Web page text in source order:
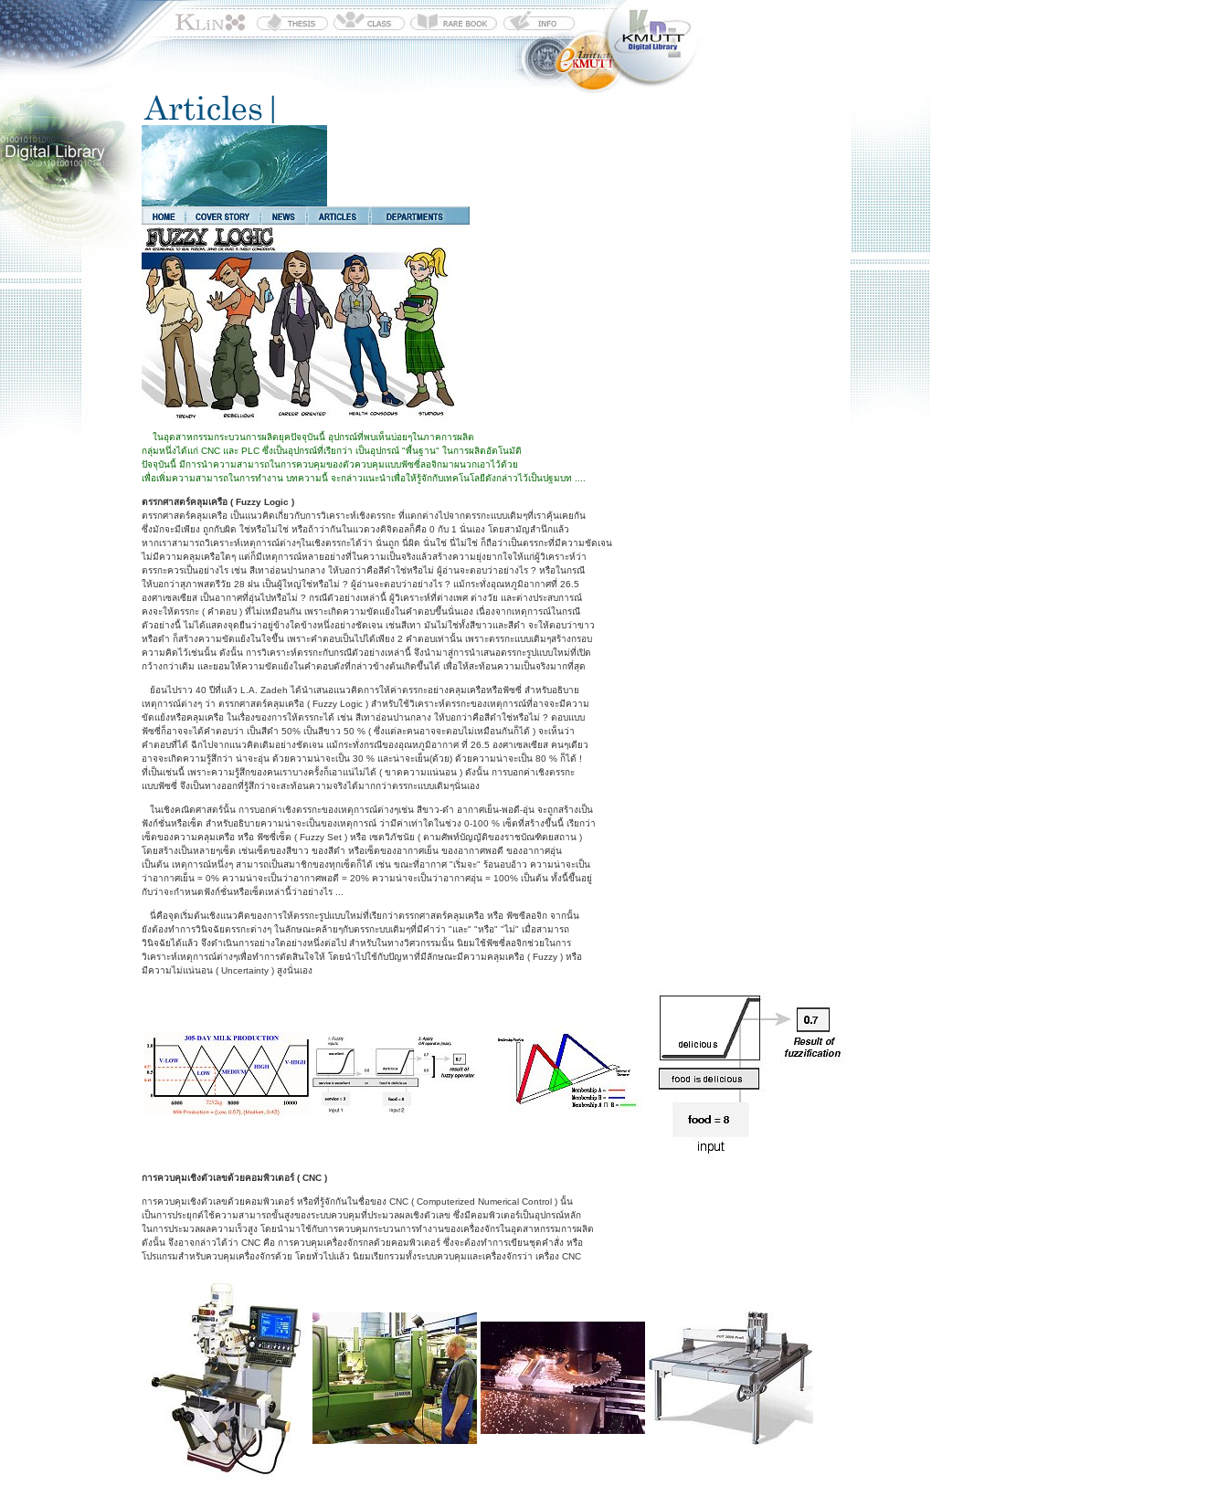
ในอุตสาหกรรมกระบวนการผลิตยุคปัจจุบันนี้ อุปกรณ์ที่พบเห็นบ่อยๆในภาคการผลิต
กลุ่มหนึ่งได้แก่ CNC และ PLC ซึ่งเป็นอุปกรณ์ที่เรียกว่า เป็นอุปกรณ์ "พื้นฐาน" ในการผลิตอัตโนมัติ
ปัจจุบันนี้ มีการนำความสามารถในการควบคุมของตัวควบคุมแบบฟัซซี่ลอจิกมาผนวกเอาไว้ด้วย
เพื่อเพิ่มความสามารถในการทำงาน บทความนี้ จะกล่าวแนะนำเพื่อให้รู้จักกับเทคโนโลยีดังกล่าวไว้เป็นปฐมบท ....
ตรรกศาสตร์คลุมเครือ ( Fuzzy Logic )
ตรรกศาสตร์คลุมเครือ เป็นแนวคิดเกี่ยวกับการวิเคราะห์เชิงตรรกะ ที่แตกต่างไปจากตรรกะแบบเดิมๆที่เราคุ้นเคยกัน
ซึ่งมักจะมีเพียง ถูกกับผิด ใช่หรือไม่ใช่ หรือถ้าว่ากันในแวดวงดิจิตอลก็คือ 0 กับ 1 นั่นเอง โดยสามัญสำนึกแล้ว
หากเราสามารถวิเคราะห์เหตุการณ์ต่างๆในเชิงตรรกะได้ว่า นั่นถูก นี่ผิด นั่นใช่ นี่ไม่ใช่ ก็ถือว่าเป็นตรรกะที่มีความชัดเจน
ไม่มีความคลุมเครือใดๆ แต่ก็มีเหตุการณ์หลายอย่างที่ในความเป็นจริงแล้วสร้างความยุ่งยากใจให้แก่ผู้วิเคราะห์ว่า
ตรรกะควรเป็นอย่างไร เช่น สีเทาอ่อนปานกลาง ให้บอกว่าคือสีดำใช่หรือไม่ ผู้อ่านจะตอบว่าอย่างไร ? หรือในกรณี
ให้บอกว่าสุภาพสตรีวัย 28 ฝน เป็นผู้ใหญ่ใช่หรือไม่ ? ผู้อ่านจะตอบว่าอย่างไร ? แม้กระทั่งอุณหภูมิอากาศที่ 26.5
องศาเซลเซียส เป็นอากาศที่อุ่นไปหรือไม่ ? กรณีตัวอย่างเหล่านี้ ผู้วิเคราะห์ที่ต่างเพศ ต่างวัย และต่างประสบการณ์
คงจะให้ตรรกะ ( คำตอบ ) ที่ไม่เหมือนกัน เพราะเกิดความขัดแย้งในคำตอบขึ้นนั่นเอง เนื่องจากเหตุการณ์ในกรณี
ตัวอย่างนี้ ไม่ได้แสดงจุดยืนว่าอยู่ข้างใดข้างหนึ่งอย่างชัดเจน เช่นสีเทา มันไม่ใช่ทั้งสีขาวและสีดำ จะให้ตอบว่าขาว
หรือดำ ก็สร้างความขัดแย้งในใจขึ้น เพราะคำตอบเป็นไปได้เพียง 2 คำตอบเท่านั้น เพราะตรรกะแบบเดิมๆสร้างกรอบ
ความคิดไว้เช่นนั้น ดังนั้น การวิเคราะห์ตรรกะกับกรณีตัวอย่างเหล่านี้ จึงนำมาสู่การนำเสนอตรรกะรูปแบบใหม่ที่เปิด
กว้างกว่าเดิม และยอมให้ความขัดแย้งในคำตอบดังที่กล่าวข้างต้นเกิดขึ้นได้ เพื่อให้สะท้อนความเป็นจริงมากที่สุด
ย้อนไปราว 40 ปีที่แล้ว L.A. Zadeh ได้นำเสนอแนวคิดการให้ค่าตรรกะอย่างคลุมเครือหรือฟัซซี่ สำหรับอธิบาย
เหตุการณ์ต่างๆ ว่า ตรรกศาสตร์คลุมเครือ ( Fuzzy Logic ) สำหรับใช้วิเคราะห์ตรรกะของเหตุการณ์ที่อาจจะมีความ
ขัดแย้งหรือคลุมเครือ ในเรื่องของการให้ตรรกะได้ เช่น สีเทาอ่อนปานกลาง ให้บอกว่าคือสีดำใช่หรือไม่ ? ตอบแบบ
ฟัซซี่ก็อาจจะได้คำตอบว่า เป็นสีดำ 50% เป็นสีขาว 50 % ( ซึ่งแต่ละคนอาจจะตอบไม่เหมือนกันก็ได้ ) จะเห็นว่า
คำตอบที่ได้ ฉีกไปจากแนวคิดเดิมอย่างชัดเจน แม้กระทั่งกรณีของอุณหภูมิอากาศ ที่ 26.5 องศาเซลเซียส คนๆเดียว
อาจจะเกิดความรู้สึกว่า น่าจะอุ่น ด้วยความน่าจะเป็น 30 % และน่าจะเย็น(ด้วย) ด้วยความน่าจะเป็น 80 % ก็ได้ !
ที่เป็นเช่นนี้ เพราะความรู้สึกของคนเราบางครั้งก็เอาแน่ไม่ได้ ( ขาดความแน่นอน ) ดังนั้น การบอกค่าเชิงตรรกะ
แบบฟัซซี่ จึงเป็นทางออกที่รู้สึกว่าจะสะท้อนความจริงได้มากกว่าตรรกะแบบเดิมๆนั่นเอง
ในเชิงคณิตศาสตร์นั้น การบอกค่าเชิงตรรกะของเหตุการณ์ต่างๆเช่น สีขาว-ดำ อากาศเย็น-พอดี-อุ่น จะถูกสร้างเป็น
ฟังก์ชั่นหรือเซ็ต สำหรับอธิบายความน่าจะเป็นของเหตุการณ์ ว่ามีค่าเท่าใดในช่วง 0-100 % เซ็ตที่สร้างขึ้นนี้ เรียกว่า
เซ็ตของความคลุมเครือ หรือ ฟัซซี่เซ็ต ( Fuzzy Set ) หรือ เซตวิภัชนัย ( ตามศัพท์บัญญัติของราชบัณฑิตยสถาน )
โดยสร้างเป็นหลายๆเซ็ต เช่นเซ็ตของสีขาว ของสีดำ หรือเซ็ตของอากาศเย็น ของอากาศพอดี ของอากาศอุ่น
เป็นต้น เหตุการณ์หนึ่งๆ สามารถเป็นสมาชิกของทุกเซ็ตก็ได้ เช่น ขณะที่อากาศ "เริ่มจะ" ร้อนอบอ้าว ความน่าจะเป็น
ว่าอากาศเย็น = 0% ความน่าจะเป็นว่าอากาศพอดี = 20% ความน่าจะเป็นว่าอากาศอุ่น = 100% เป็นต้น ทั้งนี้ขึ้นอยู่
กับว่าจะกำหนดฟังก์ชั่นหรือเซ็ตเหล่านี้ว่าอย่างไร ...
นี่คือจุดเริ่มต้นเชิงแนวคิดของการให้ตรรกะรูปแบบใหม่ที่เรียกว่าตรรกศาสตร์คลุมเครือ หรือ ฟัซซีลอจิก จากนั้น
ยังต้องทำการวินิจฉัยตรรกะต่างๆ ในลักษณะคล้ายๆกับตรรกะบบเดิมๆที่มีคำว่า "และ" "หรือ" "ไม่" เมื่อสามารถ
วินิจฉัยได้แล้ว จึงดำเนินการอย่างใดอย่างหนึ่งต่อไป สำหรับในทางวิศวกรรมนั้น นิยมใช้ฟัซซี่ลอจิกช่วยในการ
วิเคราะห์เหตุการณ์ต่างๆเพื่อทำการตัดสินใจให้ โดยนำไปใช้กับปัญหาที่มีลักษณะมีความคลุมเครือ ( Fuzzy ) หรือ
มีความไม่แน่นอน ( Uncertainty ) สูงนั่นเอง
การควบคุมเชิงตัวเลขด้วยคอมพิวเตอร์ ( CNC )
การควบคุมเชิงตัวเลขด้วยคอมพิวเตอร์ หรือที่รู้จักกันในชื่อของ CNC ( Computerized Numerical Control ) นั้น
เป็นการประยุกต์ใช้ความสามารถขั้นสูงของระบบควบคุมที่ประมวลผลเชิงตัวเลข ซึ่งมีคอมพิวเตอร์เป็นอุปกรณ์หลัก
ในการประมวลผลความเร็วสูง โดยนำมาใช้กับการควบคุมกระบวนการทำงานของเครื่องจักรในอุตสาหกรรมการผลิต
ดังนั้น จึงอาจกล่าวได้ว่า CNC คือ การควบคุมเครื่องจักรกลด้วยคอมพิวเตอร์ ซึ่งจะต้องทำการเขียนชุดคำสั่ง หรือ
โปรแกรมสำหรับควบคุมเครื่องจักรด้วย โดยทั่วไปแล้ว นิยมเรียกรวมทั้งระบบควบคุมและเครื่องจักรว่า เครื่อง CNC